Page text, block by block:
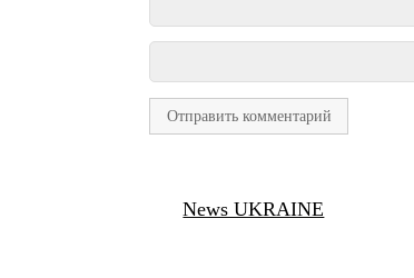
News UKRAINE